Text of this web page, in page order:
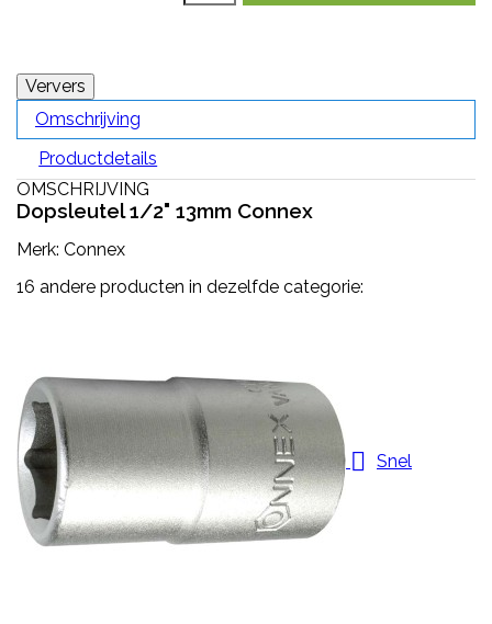
Omschrijving
Productdetails
OMSCHRIJVING
Dopsleutel 1/2" 13mm Connex
Merk: Connex
16 andere producten in dezelfde categorie:
 Snel